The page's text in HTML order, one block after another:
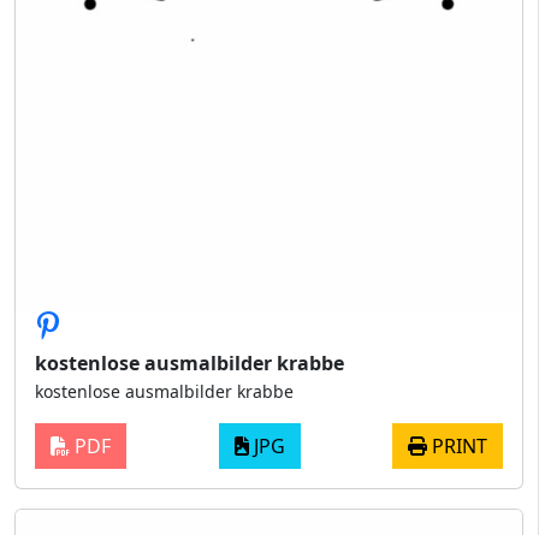
kostenlose ausmalbilder krabbe
kostenlose ausmalbilder krabbe
PDF JPG PRINT